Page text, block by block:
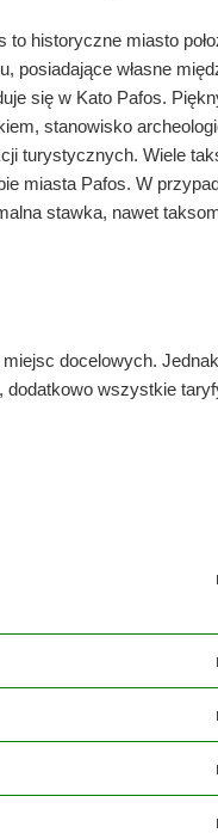
to historyczne miasto
posiadające własne
się w Kato Pafos.
stanowisko
turystycznych. Wiele
miasta Pafos. W
stawka, nawet
docelowych.
wszystkie